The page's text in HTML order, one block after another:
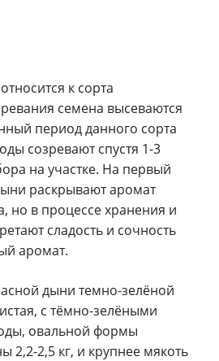
к сорта
семена высеваются
период данного сорта
созревают спустя 1-3
на участке. На первый
раскрывают аромат
но в процессе хранения и
сладость и сочность
аромат.
дыни темно-зелёной
с тёмно-зелёными
овальной формы
2,2-2,5 кг, и крупнее мякоть